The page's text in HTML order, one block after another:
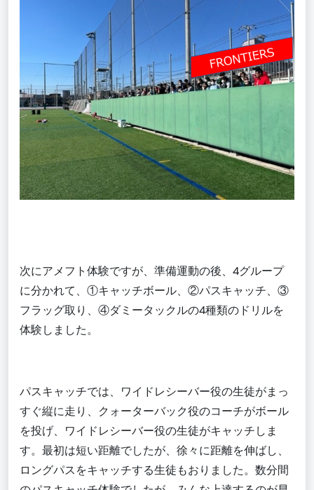
次にアメフト体験ですが、準備運動の後、 4グループ
に分かれて、①キャッチボール、②パスキャッチ、③
フラッグ取り、④ダミータックルの4種類のドリルを
体験しました。
パスキャッチでは、ワイドレシーバー役の生徒がまっ
すぐ縦に走り、クォーターバック役のコーチがボール
を投げ、ワイドレシーバー役の生徒がキャッチしま
す。最初は短い距離でしたが、徐々に距離を伸ばし、
ロングパスをキャッチする生徒もおりました。数分間